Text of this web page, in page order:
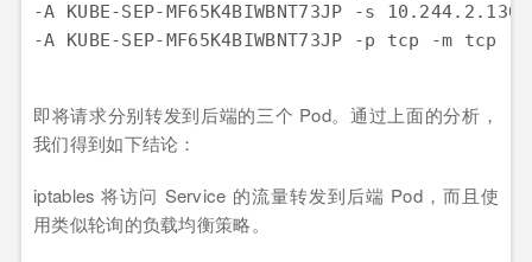
-A KUBE-SEP-MF65K4BIWBNT73JP -s 10.244.2.130/
-A KUBE-SEP-MF65K4BIWBNT73JP -p tcp -m
即将请求分别转发到后端的三个 Pod。通过上面的分析，
我们得到如下结论：
iptables 将访问 Service 的流量转发到后端 Pod，而且使
用类似轮询的负载均衡策略。